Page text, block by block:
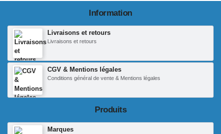
Information
Livraisons et retours
Livraisons et retours
CGV & Mentions légales
Conditions général de vente & Mentions légales
Produits
Marques